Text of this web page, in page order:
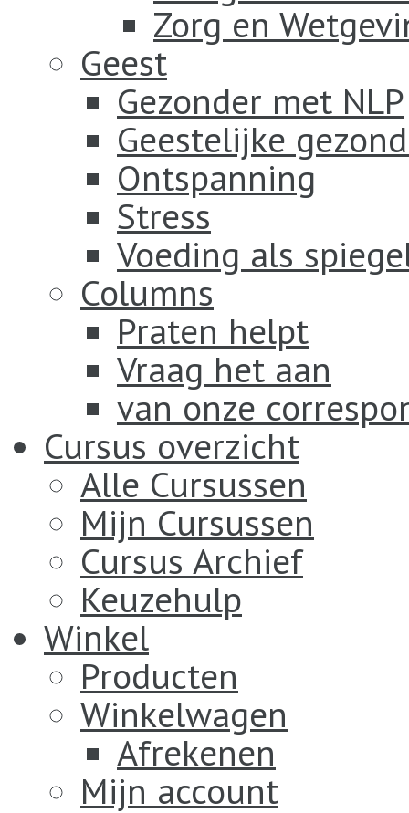
Zorg en
Geest
Gezonder met NLP
Geestelijke
Ontspanning
Stress
Voeding als
Columns
Praten helpt
Vraag het aan
van onze
Cursus overzicht
Alle Cursussen
Mijn Cursussen
Cursus Archief
Keuzehulp
Winkel
Producten
Winkelwagen
Afrekenen
Mijn account